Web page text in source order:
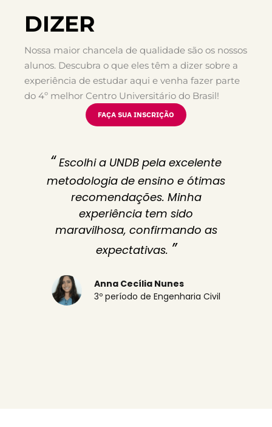
DIZER
Nossa maior chancela de qualidade são os nossos
alunos. Descubra o que eles têm a dizer sobre a
experiência de estudar aqui e venha fazer parte
do 4º melhor Centro Universitário do Brasil!
FAÇA SUA INSCRIÇÃO
“ Escolhi a UNDB pela excelente
metodologia de ensino e ótimas
recomendações. Minha
experiência tem sido
maravilhosa, confirmando as
expectativas. ”
Anna Cecília Nunes
3º período de Engenharia Civil